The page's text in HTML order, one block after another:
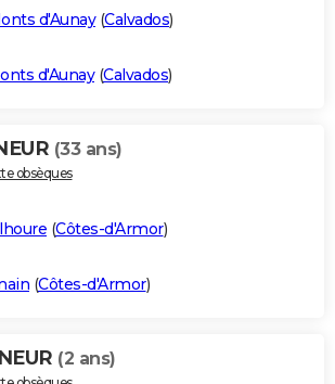
d'Aunay(Calvados)
d'Aunay(Calvados)
(33 ans)
obsèques
(Côtes-d'Armor)
(Côtes-d'Armor)
(2 ans)